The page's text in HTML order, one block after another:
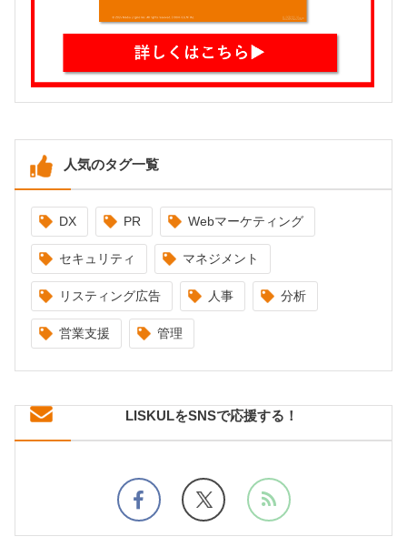
人気のタグ一覧
DX PR Webマーケティング
セキュリティ マネジメント
リスティング広告 人事 分析
営業支援 管理
LISKULをSNSで応援する！